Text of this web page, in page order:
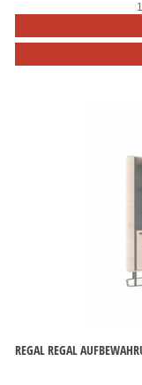
REGAL REGAL